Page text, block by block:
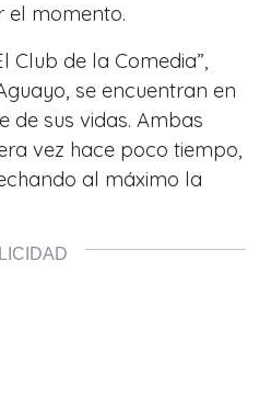
el momento.
Club de la Comedia”,
se encuentran en
de sus vidas. Ambas
vez hace poco tiempo,
al máximo la